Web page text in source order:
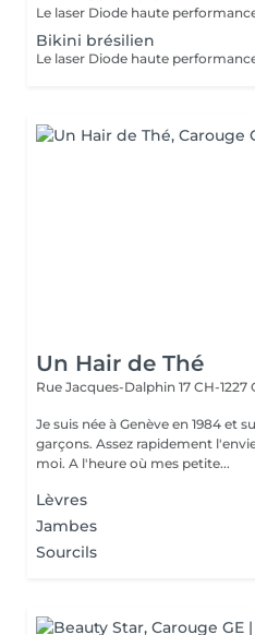
Bikini brésilien
Un Hair de Thé
Rue Jacques-Dalphin 17 CH-1227
Je suis née à Genève en 1984 et
garçons. Assez rapidement
moi. A l'heure où mes petite...
Lèvres
Jambes
Sourcils